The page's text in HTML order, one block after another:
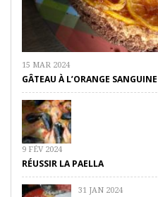
15 MAR 2024
GÂTEAU À L’ORANGE SANGUINE
9 FÉV 2024
RÉUSSIR LA PAELLA
31 JAN 2024